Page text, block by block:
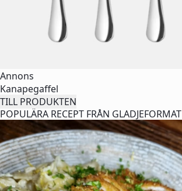
Annons
Kanapegaffel
TILL PRODUKTEN
POPULÄRA RECEPT FRÅN GLADJEFORMAT